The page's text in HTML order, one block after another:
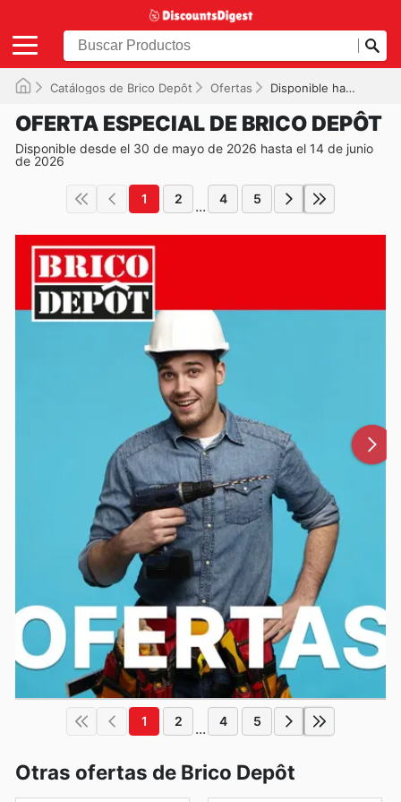
Catálogos de Brico Depôt Ofertas Disponible hasta el 14/06/2026
OFERTA ESPECIAL DE BRICO DEPÔT
Disponible desde el 30 de mayo de 2026 hasta el 14 de junio
de 2026
1 2 ... 4 5
1 2 ... 4 5
Otras ofertas de Brico Depôt